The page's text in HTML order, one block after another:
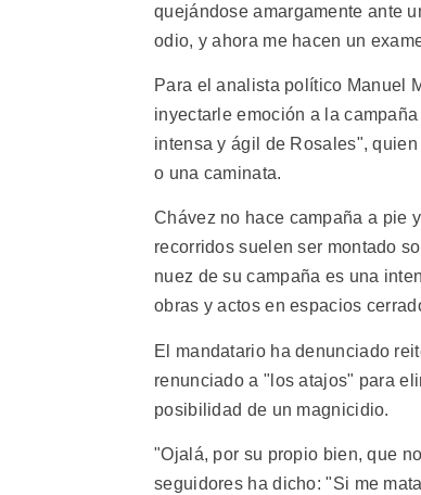
quejándose amargamente ante
odio, y ahora me hacen un
Para el analista político Manuel
inyectarle emoción a la
intensa y ágil de Rosales",
o una caminata.
Chávez no hace campaña a pie
recorridos suelen ser montado
nuez de su campaña es una
obras y actos en espacios
El mandatario ha denunciado
renunciado a "los atajos" para
posibilidad de un magnicidio.
"Ojalá, por su propio bien, que
seguidores ha dicho: "Si me